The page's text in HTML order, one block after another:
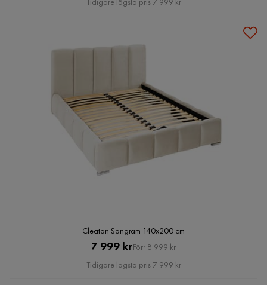
Cleaton Sängram 140x200 cm
Pris
7 999 krOriginal
Pris
Förr 8 999 kr
Tidigare lägsta pris 7 999 kr